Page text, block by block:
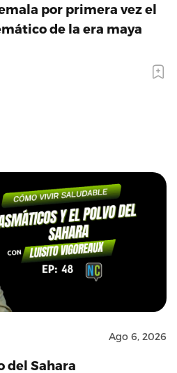
por primera vez el
de la era maya
Ago 6, 2026
del Sahara